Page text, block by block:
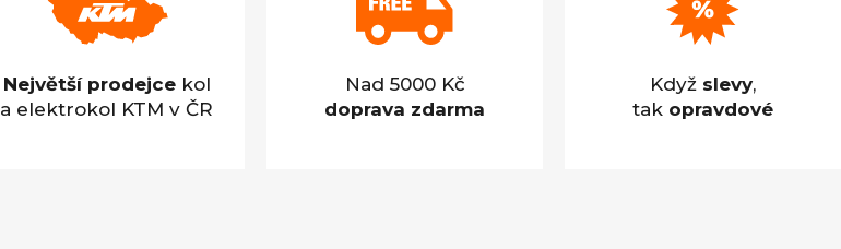
Největší prodejcekol
a elektrokol KTM v ČR
Nad 5000 Kč
doprava zdarma
Když slevy,
tak opravdové